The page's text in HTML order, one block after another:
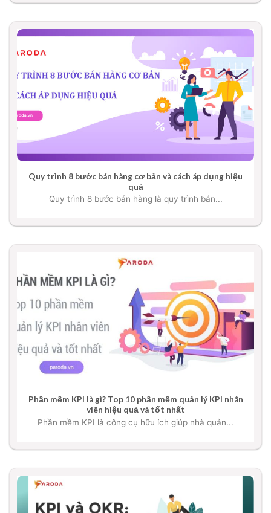
Quy trình 8 bước bán hàng cơ bản và cách áp dụng hiệu
quả
Quy trình 8 bước bán hàng là quy trình bán...
Phần mềm KPI là gì? Top 10 phần mềm quản lý KPI nhân
viên hiệu quả và tốt nhất
Phần mềm KPI là công cụ hữu ích giúp nhà quản...